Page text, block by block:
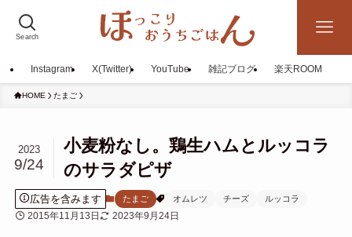
Search
Instagram X(Twitter) YouTube 雑記ブログ 楽天ROOM
HOME たまご
小麦粉なし。鶏生ハムとルッコラ
のサラダピザ
2023
9/24
広告を含みます たまご オムレツ チーズ ルッコラ
2015年11月13日 2023年9月24日